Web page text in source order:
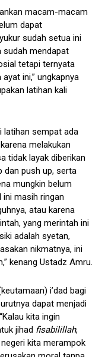
macam-macam
dapat
sudah setua ini
sudah mendapat
tetapi ternyata
ini,” ungkapnya
latihan kali
latihan sempat ada
melakukan
tidak layak diberikan
dan push up, serta
mungkin belum
ini masih ringan
atau karena
yang merintah ini
adalah syetan,
nikmatnya, ini
kenang Ustadz Amru.
i’dad bagi
dapat menjadi
kita ingin
jihad fisabilillah,
kita merampok